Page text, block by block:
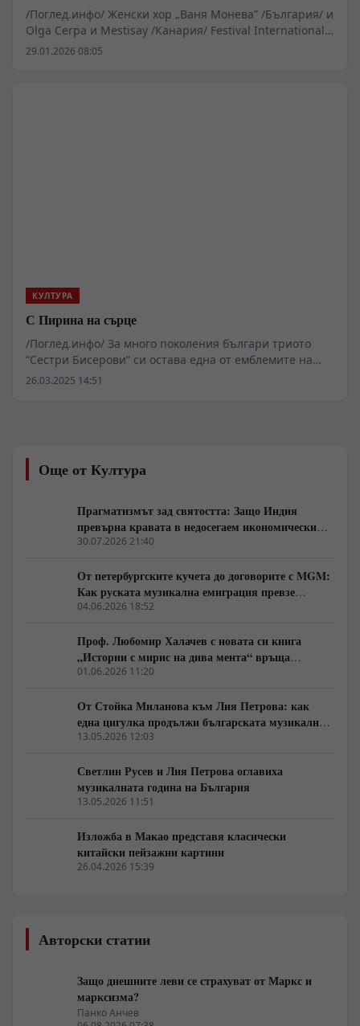
/Поглед.инфо/ Женски хор „Ваня Монева” /България/ и
Olga Cerpa и Mestisay /Канария/ Festival International
de musica de Canarias
29.01.2026 08:05
КУЛТУРА
С Пирина на сърце
/Поглед.инфо/ За много поколения българи триото
“Сестри Бисерови” си остава една от емблемите на
българската народна песен и на фолклора ни като
Германия, Испания, Италия, Русия, Малайзия,
Сингапур, Франция, Япония, Индия - по целия свят.
26.03.2025 14:51
Още от Култура
Прагматизмът зад святостта: Защо Индия
превърна кравата в недосегаем икономически
капитал
30.07.2026 21:40
От петербургските кучета до договорите с MGM:
Как руската музикална емиграция превзе
американския кинобизнес
04.06.2026 18:52
Проф. Любомир Халачев с новата си книга
„Истории с мирис на дива мента“ връща
природата в центъра на разговора за човека
01.06.2026 11:20
От Стойка Миланова към Лия Петрова: как
една цигулка продължи българската музикална
линия
13.05.2026 12:03
Светлин Русев и Лия Петрова оглавиха
музикалната година на България
13.05.2026 11:51
Изложба в Макао представя класически
китайски пейзажни картини
26.04.2026 15:39
Авторски статии
Защо днешните леви се страхуват от Маркс и
марксизма?
Панко Анчев